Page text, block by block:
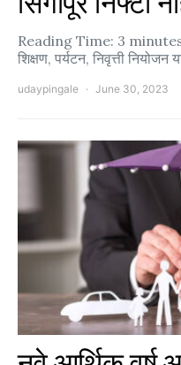
Reading Time: 3
शिक्षण, पर्यटन, निवृत्ती
udaypingale June 30, 2023